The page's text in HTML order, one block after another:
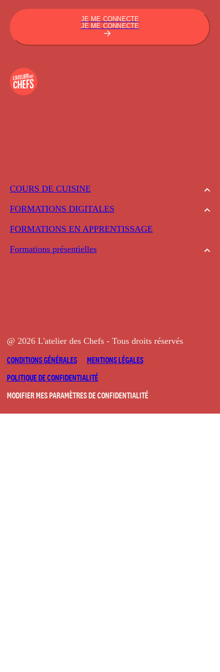
COURS DE CUISINE
FORMATIONS DIGITALES
FORMATIONS EN APPRENTISSAGE
Formations présentielles
JE ME CONNECTE
JE ME CONNECTE
@ 2026 L'atelier des Chefs - Tous droits réservés
CONDITIONS GÉNÉRALES
MENTIONS LÉGALES
POLITIQUE DE CONFIDENTIALITÉ
MODIFIER MES PARAMÈTRES DE CONFIDENTIALITÉ